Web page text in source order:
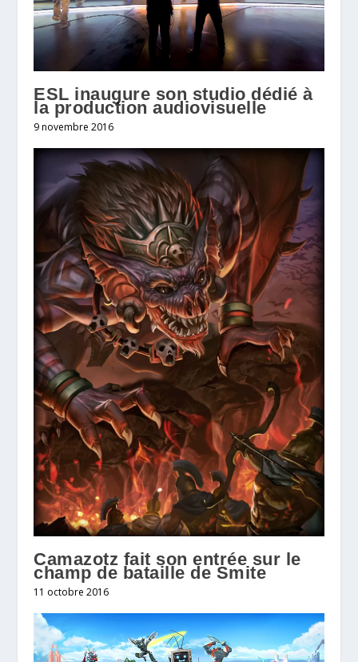
ESL inaugure son studio dédié à
la production audiovisuelle
9 novembre 2016
Camazotz fait son entrée sur le
champ de bataille de Smite
11 octobre 2016